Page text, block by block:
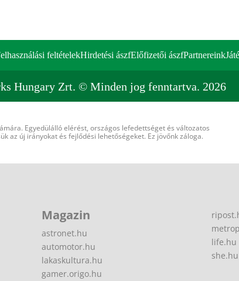
feltételekHirdetési ászfElőfizetői ászfPartnereink
Hungary Zrt. © Minden jog fenntartva. 2026
Egyedülálló elérést, országos lefedettséget és változatos
az új irányokat és fejlődési lehetőségeket. Ez jövőnk záloga.
Magazin
astronet.hu
automotor.hu
lakaskultura.hu
gamer.origo.hu
life.hu
she.hu